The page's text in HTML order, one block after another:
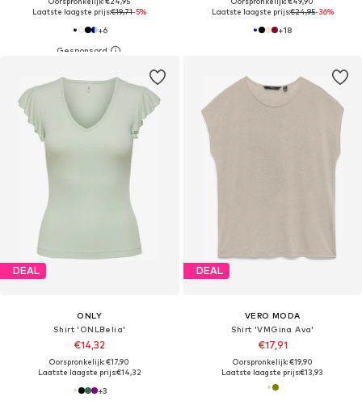
Laatste laagste prijs:€19,71-5%
+6
Laatste laagste prijs:€24,95-36%
+18
DEAL
ONLY
Shirt 'ONLBelia'
€14,32
Oorspronkelijk: €17,90
Laatste laagste prijs:€14,32
+3
DEAL
VERO MODA
Shirt 'VMGina Ava'
€17,91
Oorspronkelijk: €19,90
Laatste laagste prijs:€13,93